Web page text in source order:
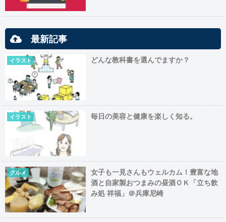
最新記事
イラスト どんな教科書を選んでますか？
イラスト 毎日の美容と健康を楽しく知る。
グルメ
女子も一見さんもウェルカム！豊富な地
酒と自家製おつまみの昼酒ＯＫ「立ち飲
み処 祥福」＠兵庫尼崎